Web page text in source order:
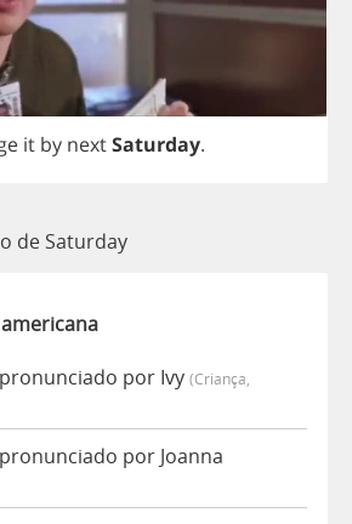
it by nextSaturday.
de Saturday
por Ivy (criança,
por Joanna